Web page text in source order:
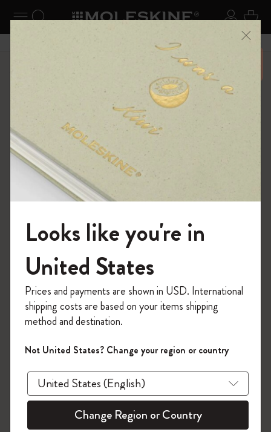
ナビゲーションの切替 ログ
検索 (キーワードなど) カ
6,500円以上のご購入で送料無料 メニ
ーを閉じる
ショップ The Original Notebook
モレスキンの世界へようこそ
「WELCOME10」を入力すると、初回注
文が10%オフ＋送料無料になります。セ
ール・アウトレット品は適用外。
Moleskineアカウントを作成して限定オフ
ァーや会員特典、さらに多くのインスピ
レーションを手に入れましょう。
今すぐ会員登録 !
Looks like you're in
United States
Prices and payments are shown in USD. International
shipping costs are based on your items shipping
method and destination.
Not United States? Change your region or country
Change Region or Country